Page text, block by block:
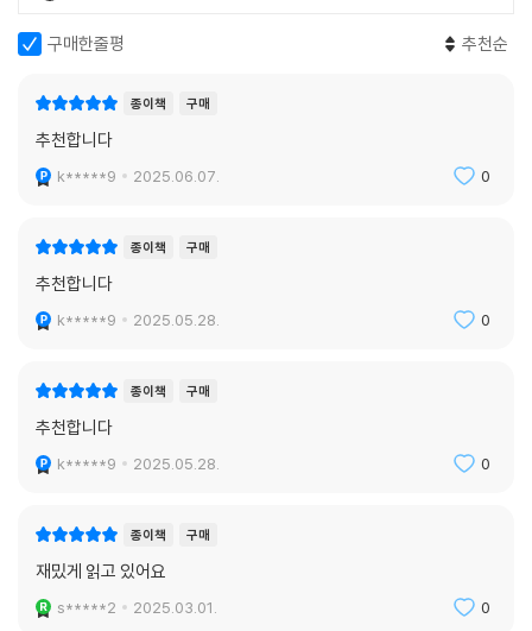
구매한줄평 추천순
종이책 구매
추천합니다
k*****9 2025.06.07. 0
종이책 구매
추천합니다
k*****9 2025.05.28. 0
종이책 구매
추천합니다
k*****9 2025.05.28. 0
종이책 구매
재밌게 읽고 있어요
s*****2 2025.03.01. 0